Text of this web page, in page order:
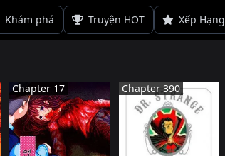
Khám phá Truyện HOT Xếp Hạng
Chapter 17 Chapter 390